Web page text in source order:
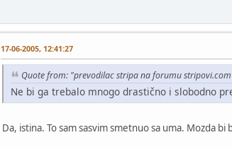
17-06-2005, 12:41:27
Quote from: "prevodilac stripa na forumu
Ne bi ga trebalo mnogo drastično i slobodno
Da, istina. To sam sasvim smetnuo sa uma. Mozda